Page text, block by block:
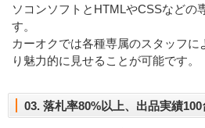
ソコンソフトとHTMLやCSSなどの
す。
カーオクでは各種専属のスタッフに
り魅力的に見せることが可能です。
03. 落札率80%以上、出品実績100